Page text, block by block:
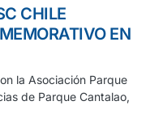
CHILE
EN
la Asociación Parque
de Parque Cantalao,